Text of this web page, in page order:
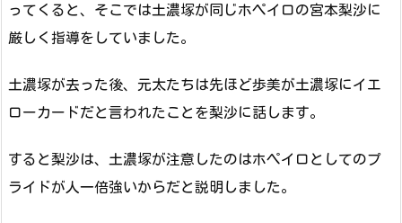
ってくると、そこでは土濃塚が同じホペイロの宮本梨沙に
厳しく指導をしていました。
土濃塚が去った後、元太たちは先ほど歩美が土濃塚にイエ
ローカードだと言われたことを梨沙に話します。
すると梨沙は、土濃塚が注意したのはホペイロとしてのプ
ライドが人一倍強いからだと説明しました。